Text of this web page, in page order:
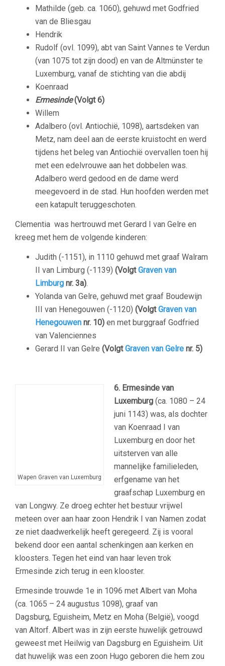
Mathilde (geb. ca. 1060), gehuwd met Godfried
van de Bliesgau
Hendrik
Rudolf (ovl. 1099), abt van Saint Vannes te Verdun
(van 1075 tot zijn dood) en van de Altmünster te
Luxemburg, vanaf de stichting van die abdij
Koenraad
Ermesinde(Volgt 6)
Willem
Adalbero (ovl. Antiochië, 1098), aartsdeken van
Metz, nam deel aan de eerste kruistocht en werd
tijdens het beleg van Antiochië overvallen toen hij
met een edelvrouwe aan het dobbelen was.
Adalbero werd gedood en de dame werd
meegevoerd in de stad. Hun hoofden werden met
een katapult teruggeschoten.
Clementia was hertrouwd met Gerard I van Gelre en
kreeg met hem de volgende kinderen:
Judith (-1151), in 1110 gehuwd met graaf Walram
II van Limburg (-1139) (VolgtGraven van
Limburg nr. 3a).
Yolanda van Gelre, gehuwd met graaf Boudewijn
III van Henegouwen (-1120) (VolgtGraven van
Henegouwen nr. 10) en met burggraaf Godfried
van Valenciennes
Gerard II van Gelre (VolgtGraven van Gelre nr. 5)
Wapen Graven van Luxemburg
6. Ermesinde van
Luxemburg (ca. 1080 – 24
juni 1143) was, als dochter
van Koenraad I van
Luxemburg en door het
uitsterven van alle
mannelijke familieleden,
erfgename van het
graafschap Luxemburg en
van Longwy. Ze droeg echter het bestuur vrijwel
meteen over aan haar zoon Hendrik I van Namen zodat
ze niet daadwerkelijk heeft geregeerd. Zij is vooral
bekend door een aantal schenkingen aan kerken en
kloosters. Tegen het eind van haar leven trok
Ermesinde zich terug in een klooster.
Ermesinde trouwde 1e in 1096 met Albert van Moha
(ca. 1065 – 24 augustus 1098), graaf van
Dagsburg, Eguisheim, Metz en Moha (België), voogd
van Altorf. Albert was in zijn eerste huwelijk getrouwd
geweest met Heilwig van Dagsburg en Eguisheim. Uit
dat huwelijk was een zoon Hugo geboren die hem zou